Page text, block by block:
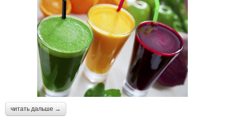
читать дальше →